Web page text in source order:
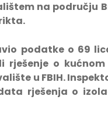
na području
podatke o 69
rješenje o
u FBIH.
rješenja o